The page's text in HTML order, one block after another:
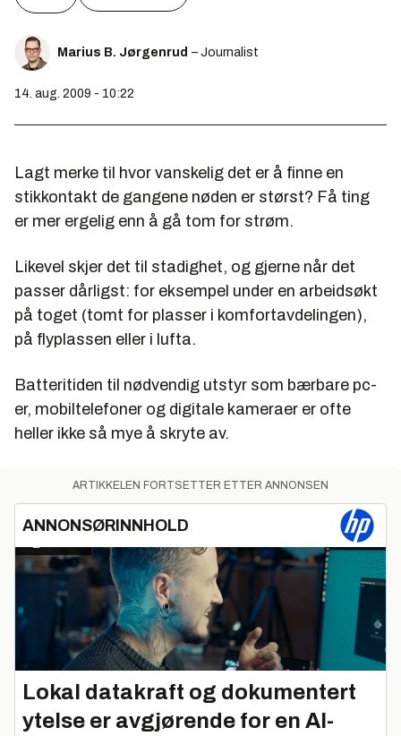
Marius B. Jørgenrud – Journalist
14. aug. 2009 - 10:22
Lagt merke til hvor vanskelig det er å finne en
stikkontakt de gangene nøden er størst? Få ting
er mer ergelig enn å gå tom for strøm.
Likevel skjer det til stadighet, og gjerne når det
passer dårligst: for eksempel under en arbeidsøkt
på toget (tomt for plasser i komfortavdelingen),
på flyplassen eller i lufta.
Batteritiden til nødvendig utstyr som bærbare pc-
er, mobiltelefoner og digitale kameraer er ofte
heller ikke så mye å skryte av.
ARTIKKELEN FORTSETTER ETTER ANNONSEN
ANNONSØRINNHOLD
Lokal datakraft og dokumentert
ytelse er avgjørende for en AI-